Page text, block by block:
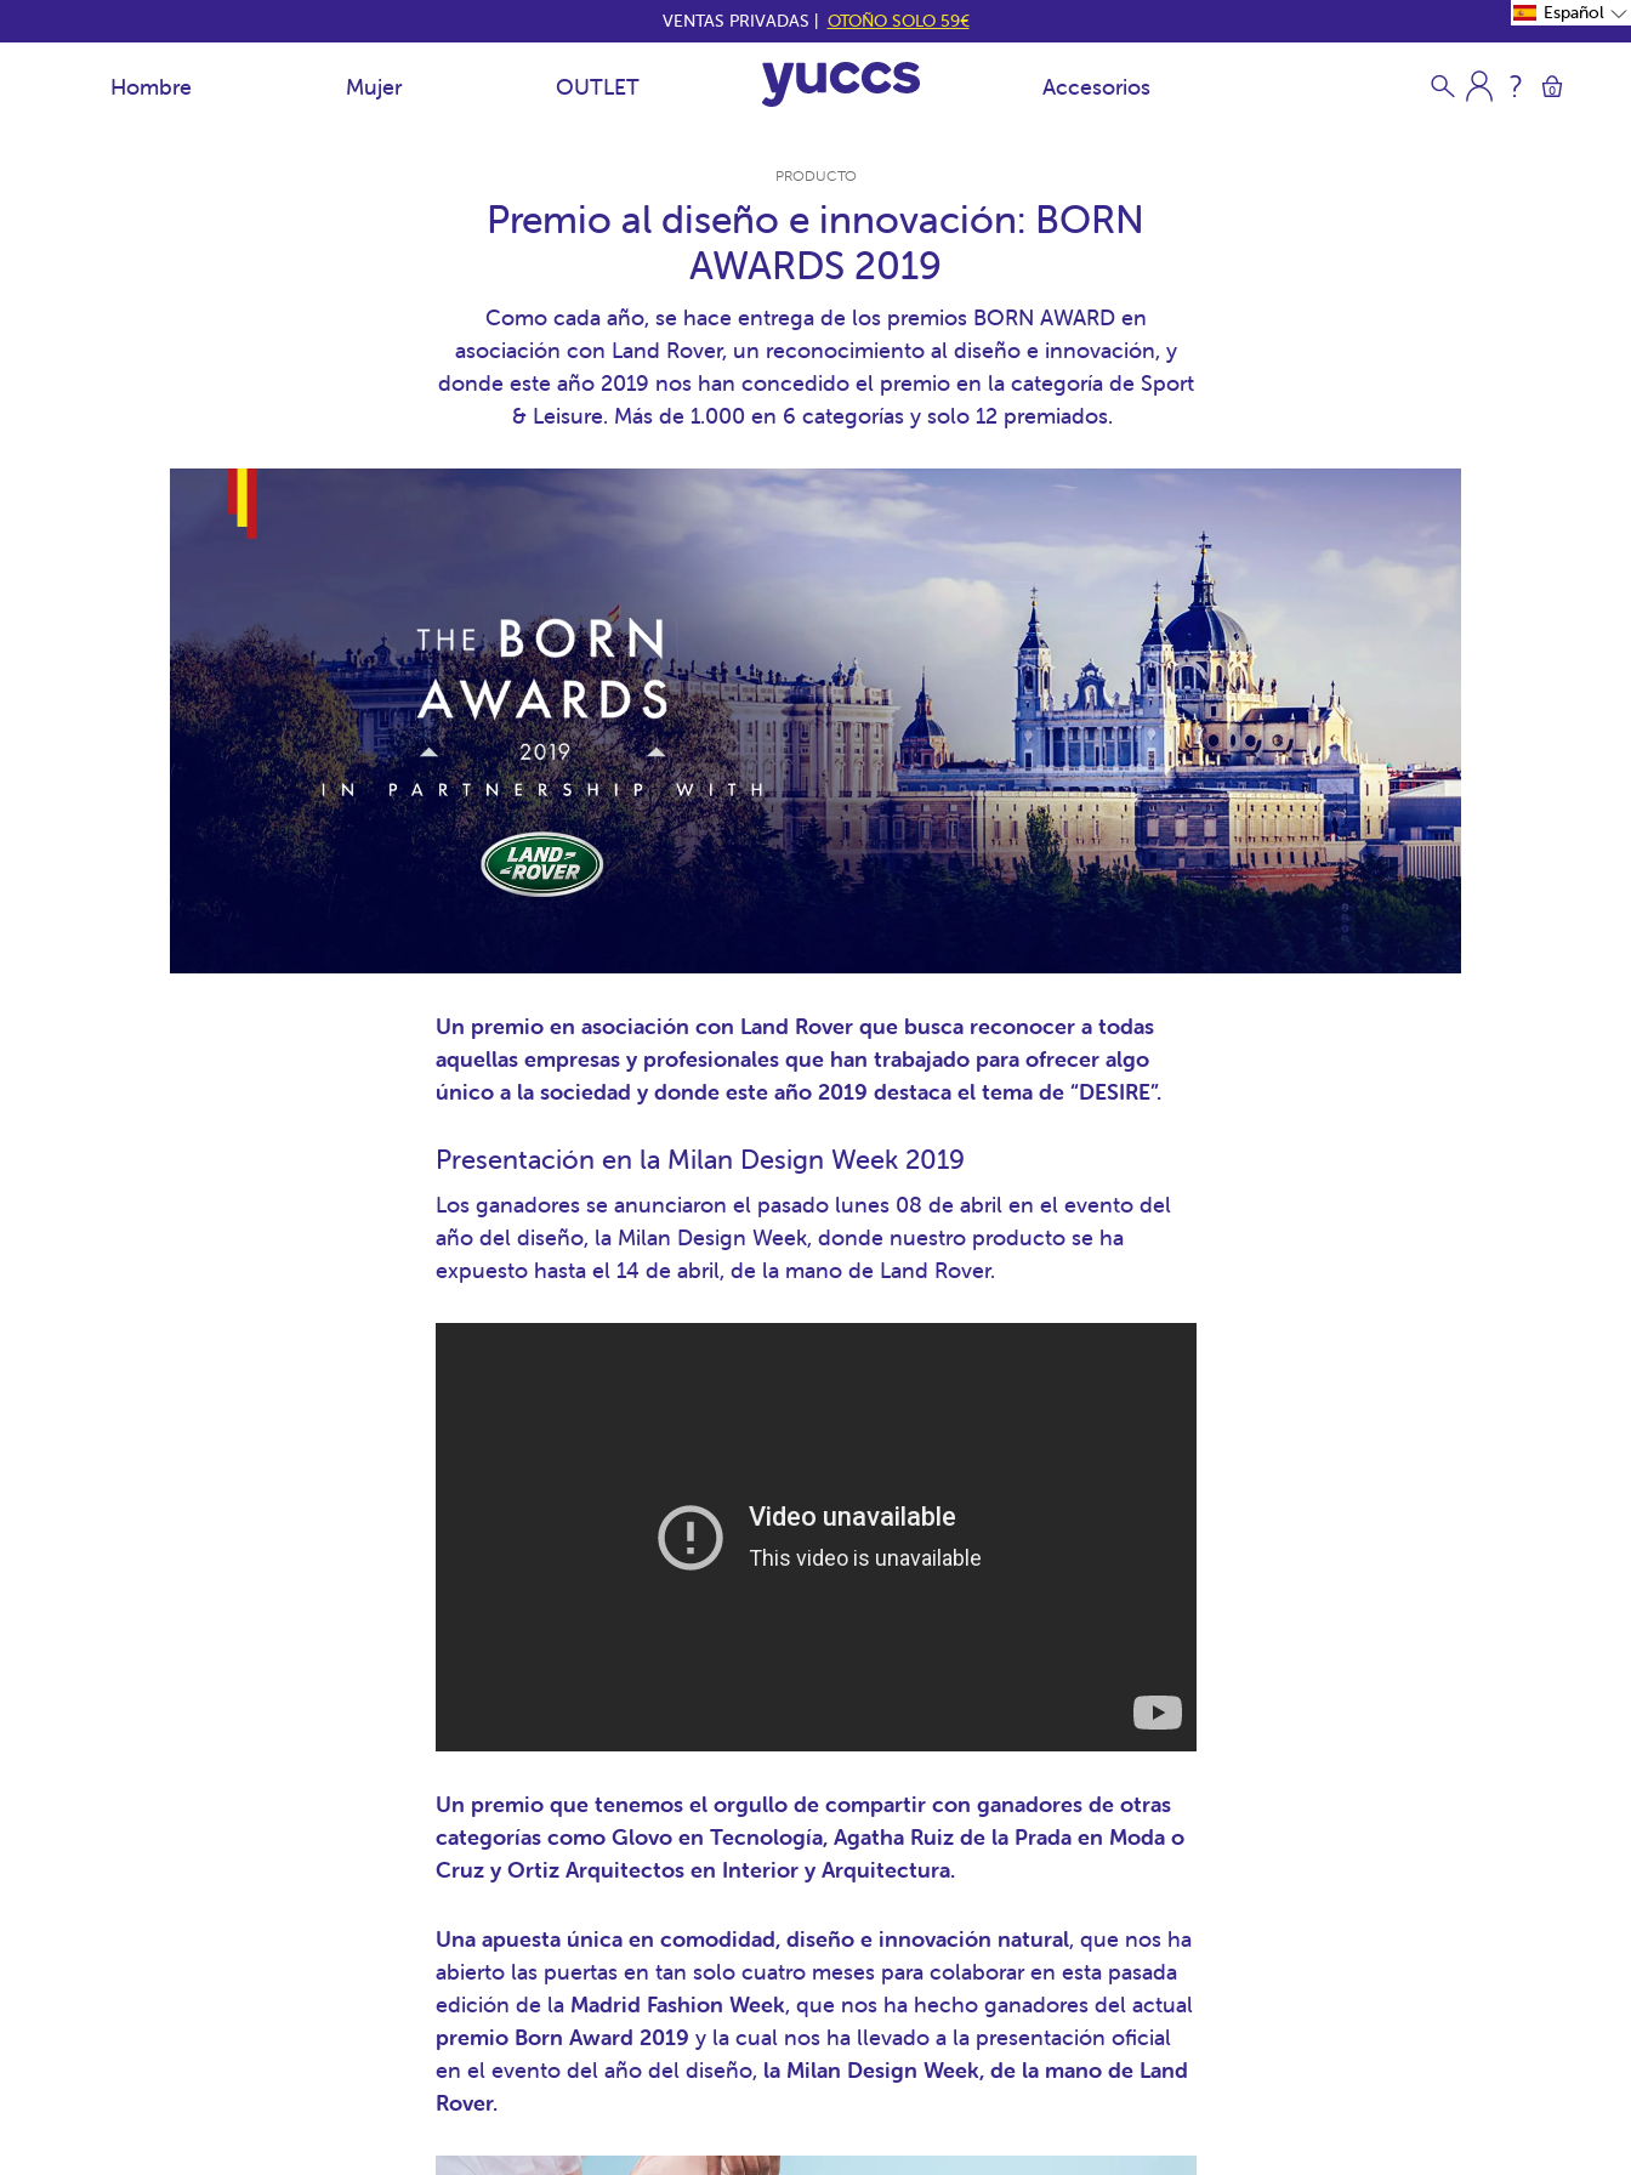
VENTAS PRIVADAS | OTOÑO SOLO 59€
Hombre Mujer OUTLET Accesorios 0
PRODUCTO
Premio al diseño e innovación: BORN
AWARDS 2019
Como cada año, se hace entrega de los premios BORN AWARD en
asociación con Land Rover, un reconocimiento al diseño e innovación, y
donde este año 2019 nos han concedido el premio en la categoría de Sport
& Leisure. Más de 1.000 en 6 categorías y solo 12 premiados.
Un premio en asociación con Land Rover que busca reconocer a todas
aquellas empresas y profesionales que han trabajado para ofrecer algo
único a la sociedad y donde este año 2019 destaca el tema de “DESIRE”.
Presentación en la Milan Design Week 2019
Los ganadores se anunciaron el pasado lunes 08 de abril en el evento del
año del diseño, la Milan Design Week, donde nuestro producto se ha
expuesto hasta el 14 de abril, de la mano de Land Rover.
Un premio que tenemos el orgullo de compartir con ganadores de otras
categorías como Glovo en Tecnología, Agatha Ruiz de la Prada en Moda o
Cruz y Ortiz Arquitectos en Interior y Arquitectura.
Una apuesta única en comodidad, diseño e innovación natural, que nos ha
abierto las puertas en tan solo cuatro meses para colaborar en esta pasada
edición de la Madrid Fashion Week, que nos ha hecho ganadores del actual
premio Born Award 2019 y la cual nos ha llevado a la presentación oficial
en el evento del año del diseño, la Milan Design Week, de la mano de Land
Rover.
Español